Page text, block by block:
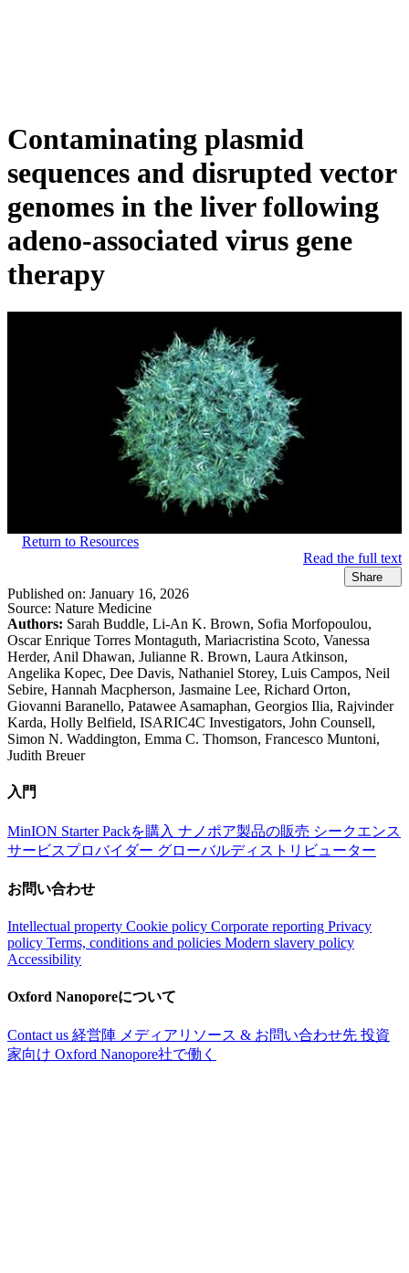
Contaminating plasmid
sequences and disrupted vector
genomes in the liver following
adeno-associated virus gene
therapy
Return to Resources
Read the full text
Share
Published on: January 16, 2026
Source: Nature Medicine
Authors: Sarah Buddle, Li-An K. Brown, Sofia Morfopoulou,
Oscar Enrique Torres Montaguth, Mariacristina Scoto, Vanessa
Herder, Anil Dhawan, Julianne R. Brown, Laura Atkinson,
Angelika Kopec, Dee Davis, Nathaniel Storey, Luis Campos, Neil
Sebire, Hannah Macpherson, Jasmaine Lee, Richard Orton,
Giovanni Baranello, Patawee Asamaphan, Georgios Ilia, Rajvinder
Karda, Holly Belfield, ISARIC4C Investigators, John Counsell,
Simon N. Waddington, Emma C. Thomson, Francesco Muntoni,
Judith Breuer
入門
MinION Starter Packを購入 ナノポア製品の販売 シークエンス
サービスプロバイダー グローバルディストリビューター
お問い合わせ
Intellectual property Cookie policy Corporate reporting Privacy
policy Terms, conditions and policies Modern slavery policy
Accessibility
Oxford Nanoporeについて
Contact us 経営陣 メディアリソース & お問い合わせ先 投資
家向け Oxford Nanopore社で働く